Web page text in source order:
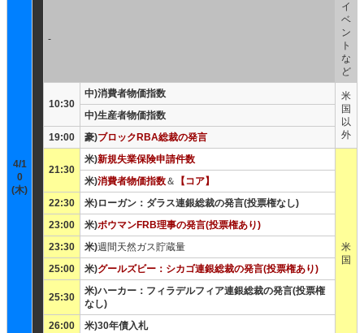
4/1
0
(木)
-
イ
ベ
ン
ト
な
ど
10:30
中)消費者物価指数
米
国
以
外
中)生産者物価指数
19:00
豪)ブロックRBA総裁の発言
21:30
米)新規失業保険申請件数
米
国
米)消費者物価指数＆
【コア】
22:30
米)ローガン：ダラス連銀総裁の発言(投票権なし)
23:00
米)ボウマンFRB理事の発言(投票権あり)
23:30
米)週間天然ガス貯蔵量
25:00
米)グールズビー：シカゴ連銀総裁の発言(投票権あり)
25:30
米)ハーカー：フィラデルフィア連銀総裁の発言(投票権
なし)
26:00
米)30年債入札